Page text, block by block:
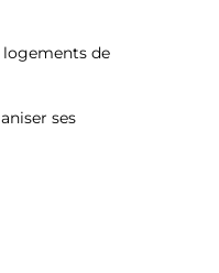
logements de
ses